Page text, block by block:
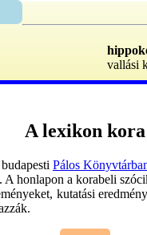
vallási
A lexikon kora
Pálos
A honlapon a korabeli
kutatási